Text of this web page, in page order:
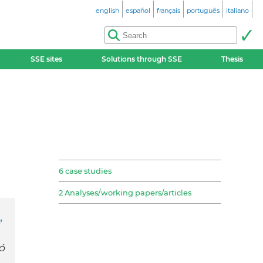
english español français português italiano
SSE sites Solutions through SSE Thesis
6 case studies
2 Analyses/working papers/articles